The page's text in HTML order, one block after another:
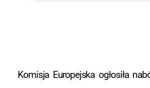
Komisja Europejska ogłosiła